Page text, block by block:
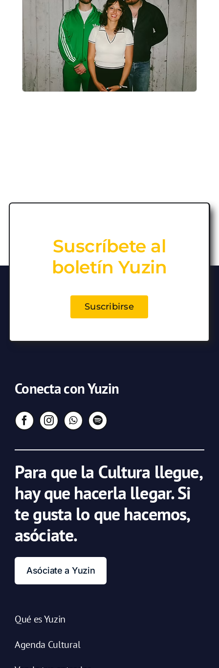
Suscríbete al
boletín Yuzin
Suscribirse
Conecta con Yuzin
Para que la Cultura llegue,
hay que hacerla llegar. Si
te gusta lo que hacemos,
asóciate.
Asóciate a Yuzin
Qué es Yuzin
Agenda Cultural